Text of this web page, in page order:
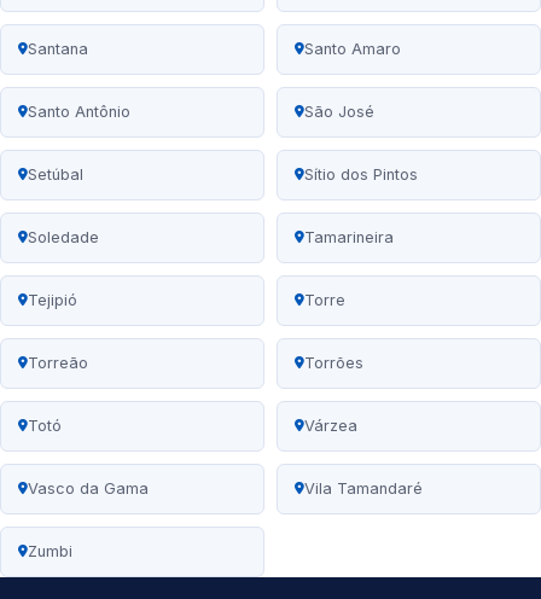
Santana Santo Amaro
Santo Antônio São José
Setúbal Sítio dos Pintos
Soledade Tamarineira
Tejipió Torre
Torreão Torrões
Totó Várzea
Vasco da Gama Vila Tamandaré
Zumbi